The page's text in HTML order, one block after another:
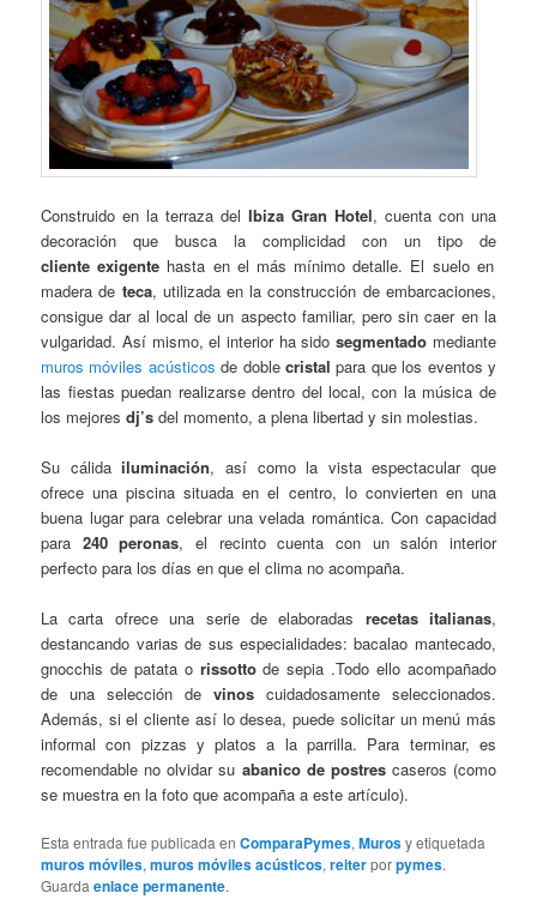
Construido en la terraza del Ibiza Gran Hotel, cuenta con una
decoración que busca la complicidad con un tipo de
cliente exigente hasta en el más mínimo detalle. El suelo en
madera de teca, utilizada en la construcción de embarcaciones,
consigue dar al local de un aspecto familiar, pero sin caer en la
vulgaridad. Así mismo, el interior ha sidosegmentado mediante
muros móviles acústicos de doble cristal para que los eventos y
las fiestas puedan realizarse dentro del local, con la música de
los mejoresdj’s del momento, a plena libertad y sin molestias.
Su cálidailuminación, así como la vista espectacular que
ofrece una piscina situada en el centro, lo convierten en una
buena lugar para celebrar una velada romántica. Con capacidad
para 240 peronas, el recinto cuenta con un salón interior
perfecto para los días en que el clima no acompaña.
La carta ofrece una serie de elaboradas recetas italianas,
destancando varias de sus especialidades: bacalao mantecado,
gnocchis de patata o rissottode sepia .Todo ello acompañado
de una selección de vinoscuidadosamente seleccionados.
Además, si el cliente así lo desea, puede solicitar un menú más
informal con pizzas y platos a la parrilla. Para terminar, es
recomendable no olvidar su abanico de postrescaseros (como
se muestra en la foto que acompaña a este artículo).
Esta entrada fue publicada enComparaPymes,Murosy etiquetada
muros móviles,muros móviles acústicos,reiterporpymes.
Guardaenlace permanente.